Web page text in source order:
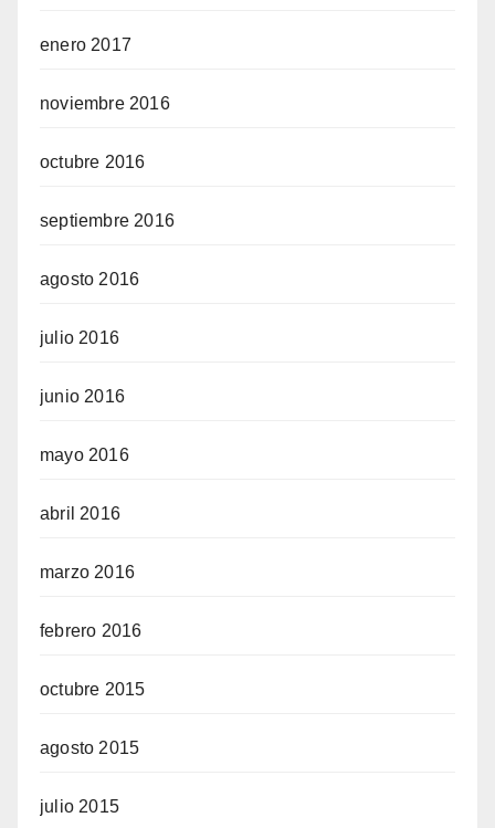
enero 2017
noviembre 2016
octubre 2016
septiembre 2016
agosto 2016
julio 2016
junio 2016
mayo 2016
abril 2016
marzo 2016
febrero 2016
octubre 2015
agosto 2015
julio 2015